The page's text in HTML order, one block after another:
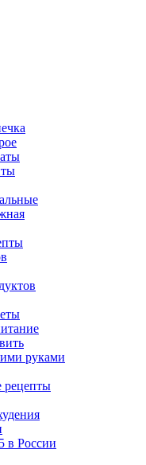
руками
рецепты
в России